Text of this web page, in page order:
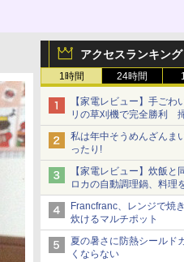
アクセスランキング
1時間 24時間
【家電レビュー】手ごわ
リの草刈機で完全勝利
私は年中そうめんざんま
ったり!
【家電レビュー】炊飯と
ロカの自動調理鍋、料理
Francfranc、レンジで焼
炊けるマルチポット
夏の暑さに防熱シール
くならない